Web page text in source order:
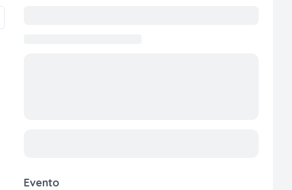
Evento